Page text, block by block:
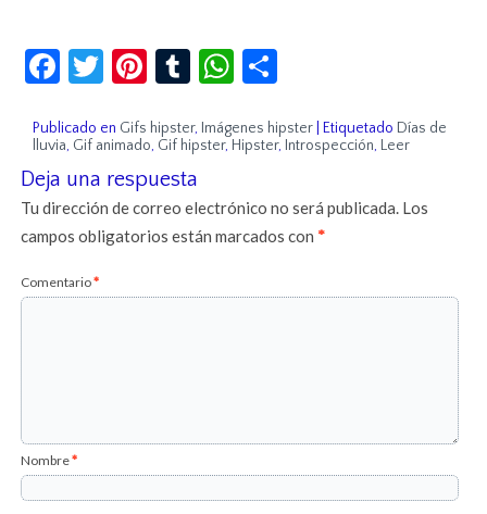
Facebook
Twitter
Pinterest
TumblrWhatsApp
Publicado en Gifs hipster, Imágenes hipster Etiquetado Días de
lluvia, Gif animado, Gif hipster, Hipster, Introspección, Leer
Deja una respuesta
Tu dirección de correo electrónico no será publicada. Los
campos obligatorios están marcados con*
Comentario*
Nombre*